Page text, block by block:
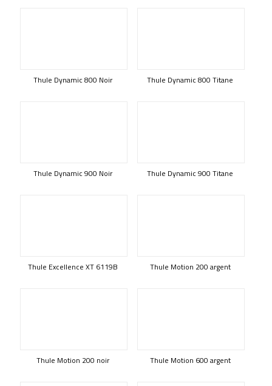
Thule Dynamic 800 Noir Thule Dynamic 800 Titane
Thule Dynamic 900 Noir Thule Dynamic 900 Titane
Thule Excellence XT 6119B Thule Motion 200 argent
Thule Motion 200 noir Thule Motion 600 argent